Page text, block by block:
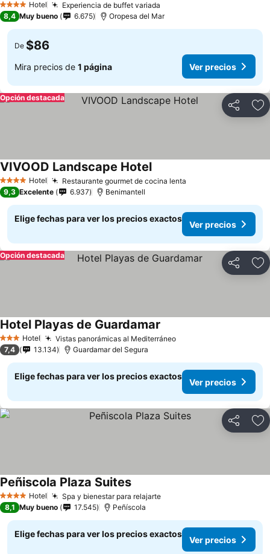
4 EstrellasHotel Experiencia de buffet variada
8,4 Muy bueno 6.675 Oropesa del Mar
De $86
Mira precios de 1 página Ver precios
Compartir
Opción destacada
4 EstrellasHotel Restaurante gourmet de cocina lenta
VIVOOD Landscape Hotel
9,3 Excelente 6.937 Benimantell
Elige fechas para ver los precios exactos
Ver precios
Compartir
Opción destacada
3 Estrellas
Hotel Vistas panorámicas al Mediterráneo
Hotel Playas de Guardamar
7,4 13.134 Guardamar del Segura
Elige fechas para ver los precios exactos
Ver precios
Compartir
4 EstrellasHotel Spa y bienestar para relajarte
Peñiscola Plaza Suites
8,1 Muy bueno 17.545 Peñíscola
Elige fechas para ver los precios exactos
Ver precios